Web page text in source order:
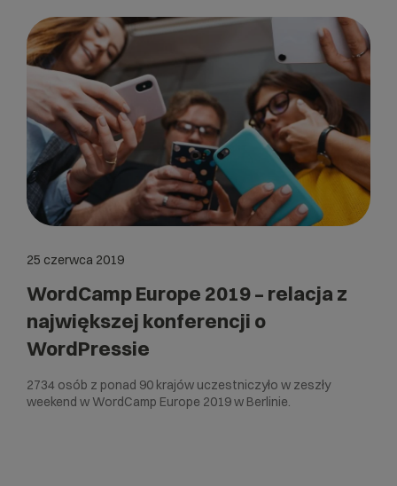
25 czerwca 2019
WordCamp Europe 2019 – relacja z
największej konferencji o
WordPressie
2734 osób z ponad 90 krajów uczestniczyło w zeszły
weekend w WordCamp Europe 2019 w Berlinie.